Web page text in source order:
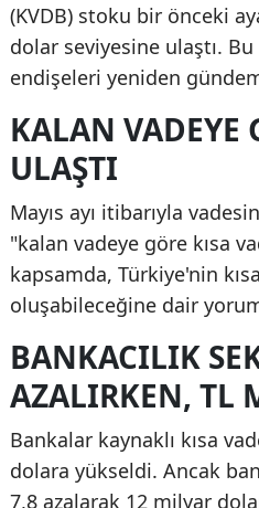
(KVDB) stoku bir önceki
dolar seviyesine ulaştı.
endişeleri yeniden
KALAN VADEYE
ULAŞTI
Mayıs ayı itibarıyla
"kalan vadeye göre kısa
kapsamda, Türkiye'nin
oluşabileceğine dair
BANKACILIK
AZALIRKEN, TL
Bankalar kaynaklı kısa
dolara yükseldi. Ancak
7,8 azalarak 12 milyar